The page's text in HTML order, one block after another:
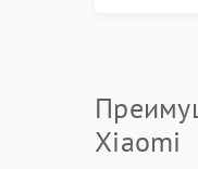
Xiaomi